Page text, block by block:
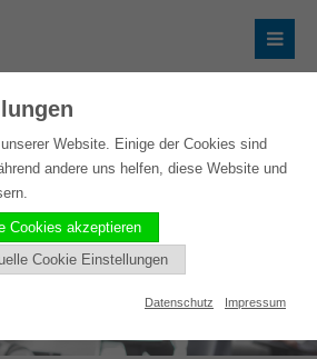
Website. Einige der Cookies sind
andere uns helfen, diese Website und
Cookies akzeptieren
Cookie Einstellungen
Datenschutz Impressum